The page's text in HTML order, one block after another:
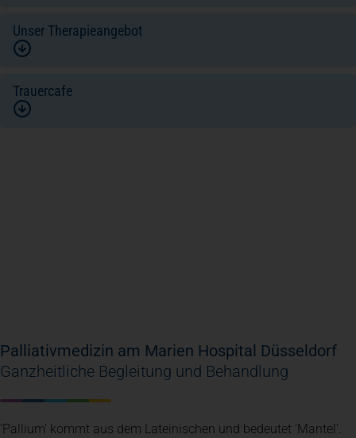
Unser Therapieangebot
Trauercafe
Palliativmedizin am Marien Hospital Düsseldorf
Ganzheitliche Begleitung und Behandlung
'Pallium' kommt aus dem Lateinischen und bedeutet 'Mantel'.